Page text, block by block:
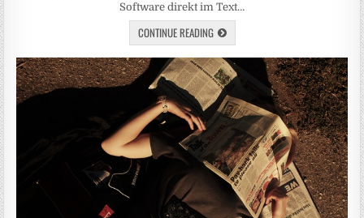
Software direkt im Text…
CONTINUE READING